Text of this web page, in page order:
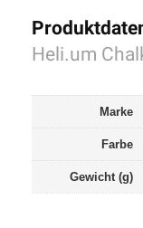
Heli.um
Marke
Farbe
Gewicht (g)